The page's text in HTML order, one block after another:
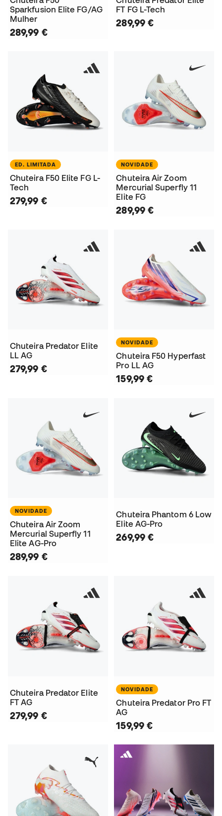
Sparkfusion Elite FG/AG
Mulher
289,99 €
FT FG L-Tech
289,99 €
ED. LIMITADA
Chuteira F50 Elite FG L-
Tech
279,99 €
NOVIDADE
Chuteira Air Zoom
Mercurial Superfly 11
Elite FG
289,99 €
Chuteira Predator Elite
LL AG
279,99 €
NOVIDADE
Chuteira F50 Hyperfast
Pro LL AG
159,99 €
NOVIDADE
Chuteira Air Zoom
Mercurial Superfly 11
Elite AG-Pro
289,99 €
Chuteira Phantom 6 Low
Elite AG-Pro
269,99 €
Chuteira Predator Elite
FT AG
279,99 €
NOVIDADE
Chuteira Predator Pro FT
AG
159,99 €